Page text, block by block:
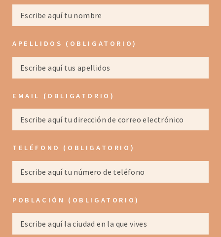
APELLIDOS (OBLIGATORIO)
EMAIL (OBLIGATORIO)
TELÉFONO (OBLIGATORIO)
POBLACIÓN (OBLIGATORIO)